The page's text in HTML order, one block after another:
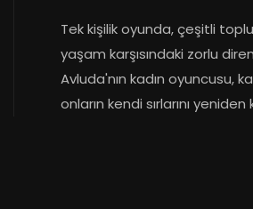
Tek kişilik oyunda, çeşitli
yaşam karşısındaki zorlu
Avluda'nın kadın oyuncusu,
onların kendi sırlarını